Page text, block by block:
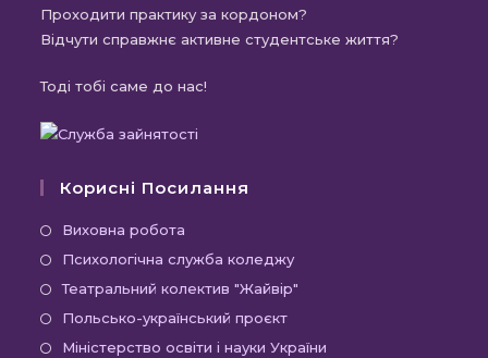
Проходити практику за кордоном?
Відчути справжнє активне студентське життя?
Тоді тобі саме до нас!
Корисні Посилання
Виховна робота
в
новій
вкладці
Психологічна служба коледжуВідкриється
в
вкладці
Театральний колектив "Жайвір"
новій
Польсько-український проєктВідкриється
в
Міністерство освіти і науки України